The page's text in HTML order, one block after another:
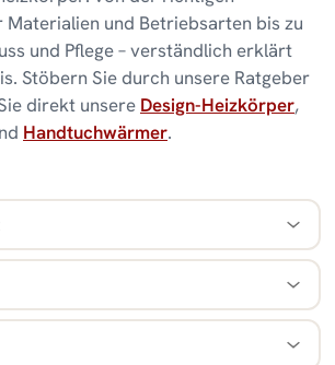
Materialien und Betriebsarten bis zu
und Pflege – verständlich erklärt
Stöbern Sie durch unsere Ratgeber
direkt unsere Design-Heizkörper,
Handtuchwärmer.